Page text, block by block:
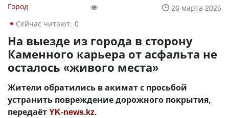
Город
26 марта 2025
Сейчас читают: 0
На выезде из города в сторону
Каменного карьера от асфальта не
осталось «живого места»
Жители обратились в акимат с просьбой
устранить повреждение дорожного покрытия,
передаётYK-news.kz.